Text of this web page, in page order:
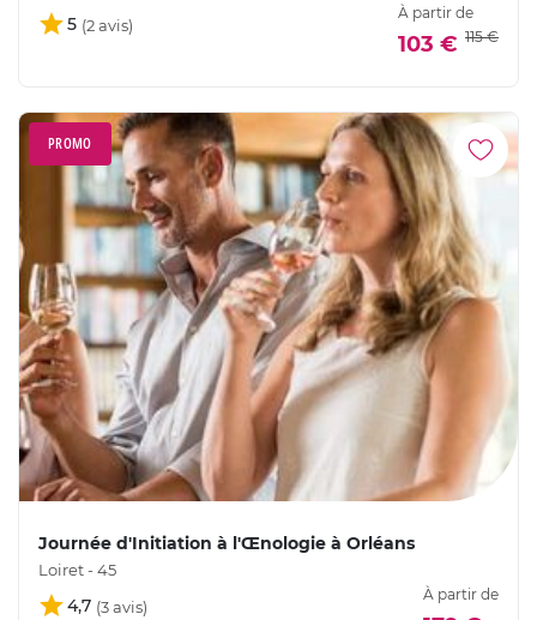
5
À partir de
103 € 115 €
PROMO
Journée d'Initiation à l'Œnologie à Orléans
Loiret - 45
4,7
À partir de